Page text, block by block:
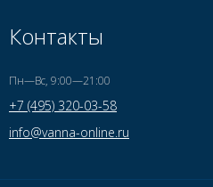
Контакты
Пн—Вс, 9:00—21:00
+7 (495) 320-03-58
info@vanna-online.ru